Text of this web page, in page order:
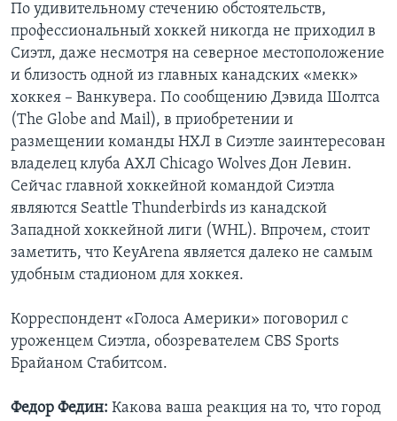
По удивительному стечению обстоятельств,
профессиональный хоккей никогда не приходил в
Сиэтл, даже несмотря на северное местоположение
и близость одной из главных канадских «мекк»
хоккея – Ванкувера. По сообщению Дэвида Шолтса
(The Globe and Mail), в приобретении и
размещении команды НХЛ в Сиэтле заинтересован
владелец клуба АХЛ Chicago Wolves Дон Левин.
Сейчас главной хоккейной командой Сиэтла
являются Seattle Thunderbirds из канадской
Западной хоккейной лиги (WHL). Впрочем, стоит
заметить, что KeyArena является далеко не самым
удобным стадионом для хоккея.
Корреспондент «Голоса Америки» поговорил с
уроженцем Сиэтла, обозревателем CBS Sports
Брайаном Стабитсом.
Федор Федин: Какова ваша реакция на то, что город